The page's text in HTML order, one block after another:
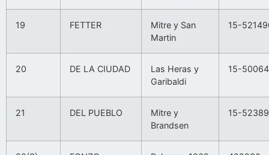
19 FETTER
Mitre y San
Martin
15-
20 DE LA CIUDAD
Las Heras y
Garibaldi
15-
21 DEL PUEBLO
Mitre y
Brandsen
15-